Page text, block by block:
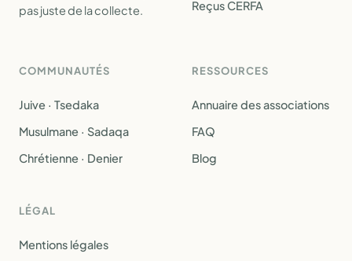
pas juste de la collecte.
Reçus CERFA
COMMUNAUTÉS
Juive · Tsedaka
Musulmane · Sadaqa
Chrétienne · Denier
RESSOURCES
Annuaire des associations
FAQ
Blog
LÉGAL
Mentions légales